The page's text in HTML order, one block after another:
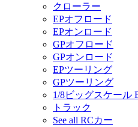
クローラー
EPオフロード
EPオンロード
GPオフロード
GPオンロード
EPツーリング
GPツーリング
1/8ビッグスケール
トラック
See all RCカー